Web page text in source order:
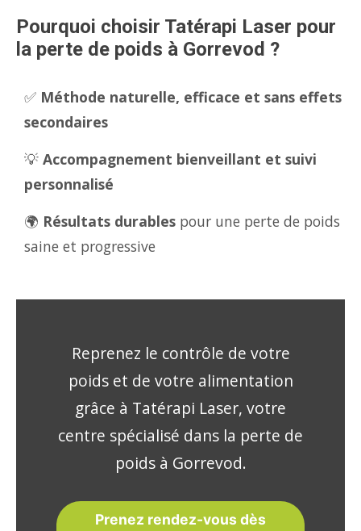
Pourquoi choisir Tatérapi Laser pour
la perte de poids à Gorrevod ?
✅ Méthode naturelle, efficace et sans effets
secondaires
💡 Accompagnement bienveillant et suivi
personnalisé
🌍 Résultats durables pour une perte de poids
saine et progressive
Reprenez le contrôle de votre
poids et de votre alimentation
grâce à Tatérapi Laser, votre
centre spécialisé dans la perte de
poids à Gorrevod.
Prenez rendez-vous dès